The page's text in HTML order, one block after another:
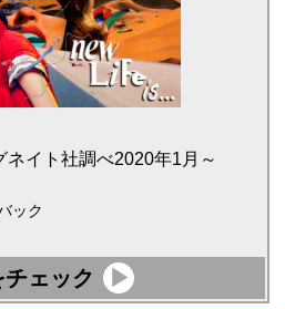
イト社調べ2020年1月～
ック
ェック